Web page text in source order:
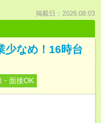
掲載日：2026.08.03
少なめ！16時台
面接OK